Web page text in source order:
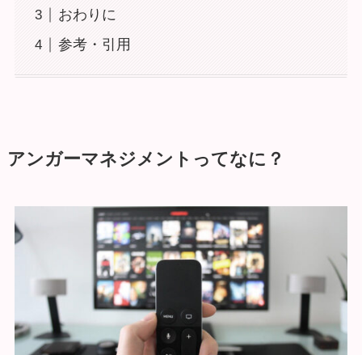
おわりに
参考・引用
アンガーマネジメントってなに？